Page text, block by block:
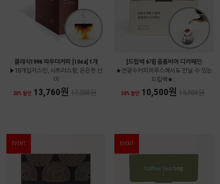
클래식1996 파우더커피 [10ea] 1개
▶10개입자스민, 시트러스향, 은은한 산
미
20% 할인 13,760원 17,200원
[드립백 6개] 콜롬비아 디카페인
★전광수커피하우스에서도 만날 수 있는
드립백★...
30% 할인 10,500원 15,000원
EVENT EVENT